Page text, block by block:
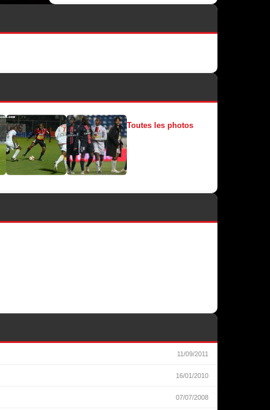
Toutes les photos
11/09/2011
16/01/2010
07/07/2008